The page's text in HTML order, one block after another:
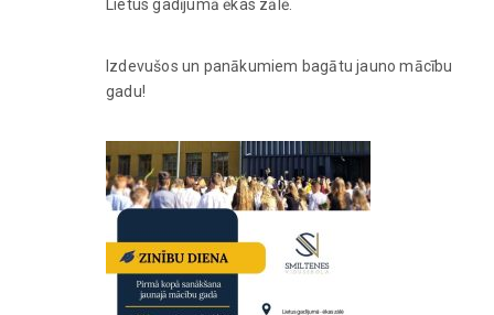
Lietus gadījumā ēkas zālē.
Izdevušos un panākumiem bagātu jauno mācību
gadu!